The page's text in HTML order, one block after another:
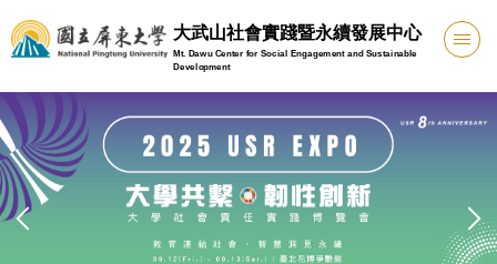
跳
到
要
內
容
區
大武山社會實踐暨永續發展中心
Mt. Dawu Center for Social Engagement and Sustainable
Development